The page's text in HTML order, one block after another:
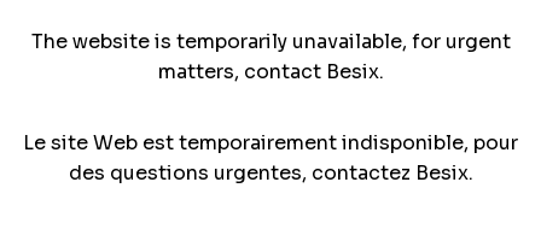
The website is temporarily unavailable, for urgent
matters, contact Besix.
Le site Web est temporairement indisponible, pour
des questions urgentes, contactez Besix.